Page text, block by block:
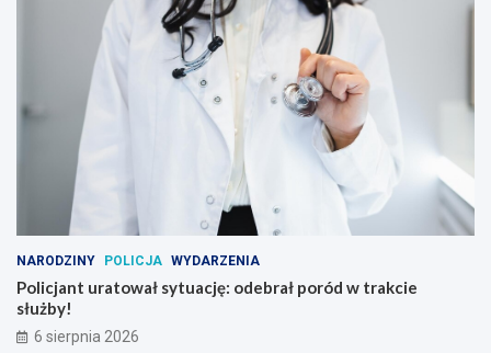
NARODZINY POLICJA WYDARZENIA
Policjant uratował sytuację: odebrał poród w trakcie
służby!
6 sierpnia 2026